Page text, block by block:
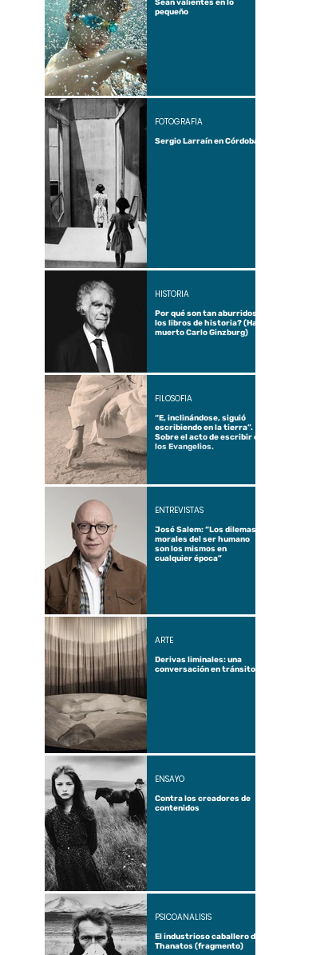
Sean valientes en lo
pequeño
Sergio Larraín en Córdoba
FOTOGRAFÍA
Por qué son tan aburridos
los libros de historia? (Ha
muerto Carlo Ginzburg)
HISTORIA
“E, inclinándose, siguió
escribiendo en la tierra”.
Sobre el acto de escribir en
los Evangelios.
FILOSOFÍA
José Salem: “Los dilemas
morales del ser humano
son los mismos en
cualquier época”
ENTREVISTAS
Derivas liminales: una
conversación en tránsito
ARTE
Contra los creadores de
contenidos
ENSAYO
El industrioso caballero de
Thanatos (fragmento)
PSICOANÁLISIS